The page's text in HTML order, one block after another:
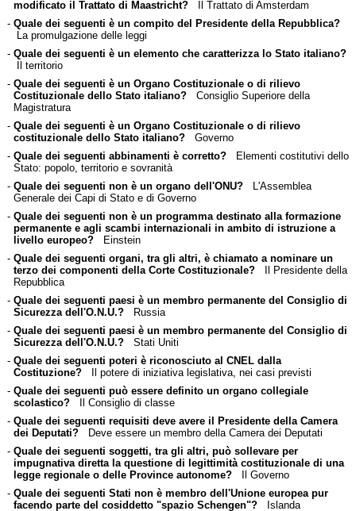
modificato il Trattato di Maastricht?Il Trattato di Amsterdam
- Quale dei seguenti è un compito del Presidente della Repubblica?
La promulgazione delle leggi
- Quale dei seguenti è un elemento che caratterizza lo Stato italiano?
Il territorio
- Quale dei seguenti è un Organo Costituzionale o di rilievo
Costituzionale dello Stato italiano?Consiglio Superiore della
Magistratura
- Quale dei seguenti è un Organo Costituzionale o di rilievo
costituzionale dello Stato italiano?Governo
- Quale dei seguenti abbinamenti è corretto?Elementi costitutivi dello
Stato: popolo, territorio e sovranità
- Quale dei seguenti non è un organo dell'ONU?L'Assemblea
Generale dei Capi di Stato e di Governo
- Quale dei seguenti non è un programma destinato alla formazione
permanente e agli scambi internazionali in ambito di istruzione a
livello europeo?Einstein
- Quale dei seguenti organi, tra gli altri, è chiamato a nominare un
terzo dei componenti della Corte Costituzionale?Il Presidente della
Repubblica
- Quale dei seguenti paesi è un membro permanente del Consiglio di
Sicurezza dell'O.N.U.?Russia
- Quale dei seguenti paesi è un membro permanente del Consiglio di
Sicurezza dell'O.N.U.?Stati Uniti
- Quale dei seguenti poteri è riconosciuto al CNEL dalla
Costituzione?Il potere di iniziativa legislativa, nei casi previsti
- Quale dei seguenti può essere definito un organo collegiale
scolastico?Il Consiglio di classe
- Quale dei seguenti requisiti deve avere il Presidente della Camera
dei Deputati?Deve essere un membro della Camera dei Deputati
- Quale dei seguenti soggetti, tra gli altri, può sollevare per
impugnativa diretta la questione di legittimità costituzionale di una
legge regionale o delle Province autonome?Il Governo
- Quale dei seguenti Stati non è membro dell'Unione europea pur
facendo parte del cosiddetto "spazio Schengen"?Islanda